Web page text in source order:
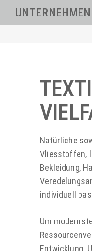
UNTERNEHMEN
Natürliche
Vliesstoffen,
Bekleidung,
individuell
Um
Entwicklung.